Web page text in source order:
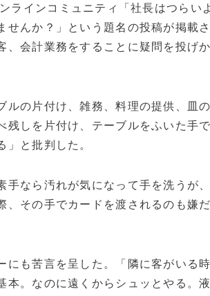
ラインコミュニティ「社長はつらい
せんか？」という題名の投稿が掲載
会計業務をすることに疑問を投げ
の片付け、雑務、料理の提供、皿
残しを片付け、テーブルをふいた手
」と批判した。
なら汚れが気になって手を洗うが
その手でカードを渡されるのも嫌
にも苦言を呈した。「隣に客がいる
。なのに遠くからシュッとやる。